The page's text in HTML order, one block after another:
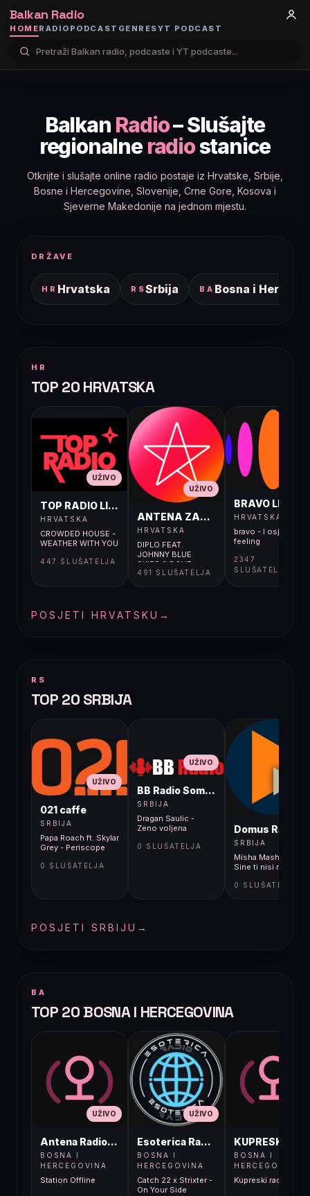
Balkan Radio
HOMERADIO PODCAST GENRESYT PODCAST
Balkan Radio– Slušajte
regionalneradiostanice
Otkrijte i slušajte online radio postaje iz Hrvatske, Srbije,
Bosne i Hercegovine, Slovenije, Crne Gore, Kosova i
Sjeverne Makedonije na jednom mjestu.
DRŽAVE
HR Hrvatska RSSrbija BA Bosna i
HR
TOP 20 HRVATSKA
UŽIVO
TOP RADIO LIVE
HRVATSKA
CROWDED HOUSE -
WEATHER WITH YOU
447 SLUŠATELJA
UŽIVO
ANTENA ZAGREB LIVE
HRVATSKA
DIPLO FEAT.
JOHNNY BLUE
SKIES & DOVE
CAMERON - USE ME
491 SLUŠATELJA
BRAVO LIVE
HRVATSKA
bravo - I osjećaj i
feeling
2347
SLUŠATELJA
POSJETI HRVATSKU →
RS
TOP 20 SRBIJA
UŽIVO
021 caffe
SRBIJA
Papa Roach ft. Skylar
Grey - Periscope
0 SLUŠATELJA
UŽIVO
BB Radio Sombor
SRBIJA
Dragan Saulic -
Zeno voljena
0 SLUŠATELJA
Domus Radio
SRBIJA
Misha Mashina -
Sine ti nisi normalan
0 SLUŠATELJA
POSJETI SRBIJU →
BA
TOP 20 BOSNA I HERCEGOVINA
UŽIVO
Antena Radio, Jelah Tešanj
BOSNA I
HERCEGOVINA
Station Offline
UŽIVO
Esoterica Radio S1
BOSNA I
HERCEGOVINA
Catch 22 x Strixter -
On Your Side
BOSNA I
HERCEGOVINA
Kupreski radio